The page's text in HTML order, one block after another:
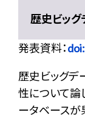
歴史ビッ
発表資料：
歴史ビッグデ
性について論
ータベースが